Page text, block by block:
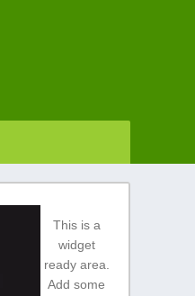
This is a
widget
ready area.
Add some